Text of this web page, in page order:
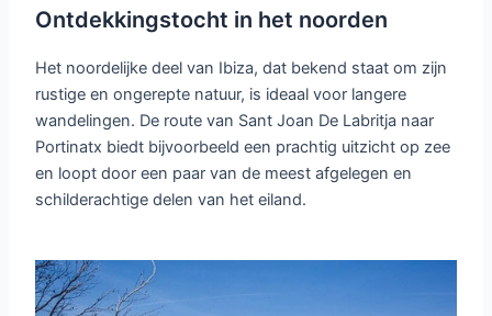
Ontdekkingstocht in het noorden
Het noordelijke deel van Ibiza, dat bekend staat om zijn
rustige en ongerepte natuur, is ideaal voor langere
wandelingen. De route van Sant Joan De Labritja naar
Portinatx biedt bijvoorbeeld een prachtig uitzicht op zee
en loopt door een paar van de meest afgelegen en
schilderachtige delen van het eiland.